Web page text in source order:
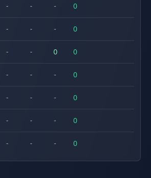
- - - 0
- - - 0
- - 0 0
- - - 0
- - - 0
- - - 0
- - - 0